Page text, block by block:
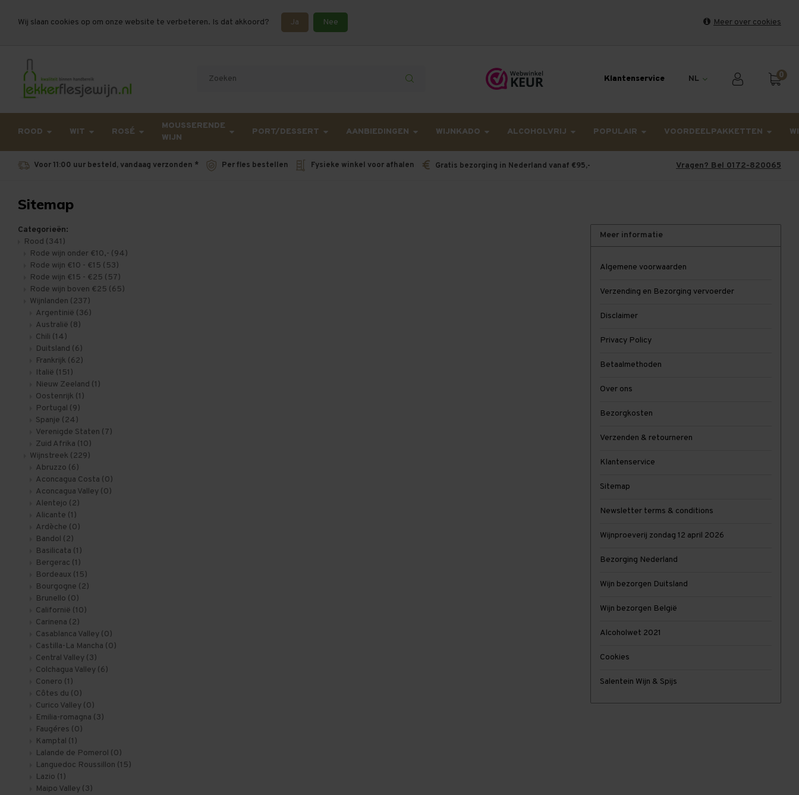
Wij slaan cookies op om onze website te verbeteren. Is dat akkoord? Ja Nee
Meer over cookies
Let op, vanwege drukte bij PostNL kan uw bestelling langer onderweg zijn dan gebruikelijk - Bestellingen van het weekend en maandag worden dinsdag verzonden.
Klantenservice NL 0
ROOD WIT ROSÉ
MOUSSERENDE
WIJN
PORT/DESSERT AANBIEDINGEN WIJNKADO ALCOHOLVRIJ POPULAIR VOORDEELPAKKETTEN
Voor 11:00 uur besteld, vandaag verzonden * Per fles bestellen Fysieke winkel voor afhalen Gratis bezorging in Nederland vanaf €95,- Vragen? Bel 0172-820065
Sitemap
Categorieën:
Rood (341)
Rode wijn onder €10,- (94)
Rode wijn €10 - €15 (53)
Rode wijn €15 - €25 (57)
Rode wijn boven €25 (65)
Wijnlanden (237)
Argentinië (36)
Australië (8)
Chili (14)
Duitsland (6)
Frankrijk (62)
Italië (151)
Nieuw Zeeland (1)
Oostenrijk (1)
Portugal (9)
Spanje (24)
Verenigde Staten (7)
Zuid Afrika (10)
Wijnstreek (229)
Abruzzo (6)
Aconcagua Costa (0)
Aconcagua Valley (0)
Alentejo (2)
Alicante (1)
Ardèche (0)
Bandol (2)
Basilicata (1)
Bergerac (1)
Bordeaux (15)
Bourgogne (2)
Brunello (0)
Californië (10)
Carinena (2)
Casablanca Valley (0)
Castilla-La Mancha (0)
Central Valley (3)
Colchagua Valley (6)
Conero (1)
Côtes du (0)
Curico Valley (0)
Emilia-romagna (3)
Faugéres (0)
Kamptal (1)
Lalande de Pomerol (0)
Languedoc Roussillon (15)
Lazio (1)
Maipo Valley (3)
Meer informatie
Algemene voorwaarden
Verzending en Bezorging vervoerder
Disclaimer
Privacy Policy
Betaalmethoden
Over ons
Bezorgkosten
Verzenden & retourneren
Klantenservice
Sitemap
Newsletter terms & conditions
Wijnproeverij zondag 12 april 2026
Bezorging Nederland
Wijn bezorgen Duitsland
Wijn bezorgen België
Alcoholwet 2021
Cookies
Salentein Wijn & Spijs